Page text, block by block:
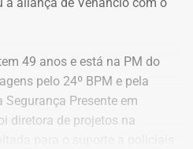
redes sociais.
49 anos e está na PM do
pelo 24º BPM e pela
Presente em
diretora de projetos na